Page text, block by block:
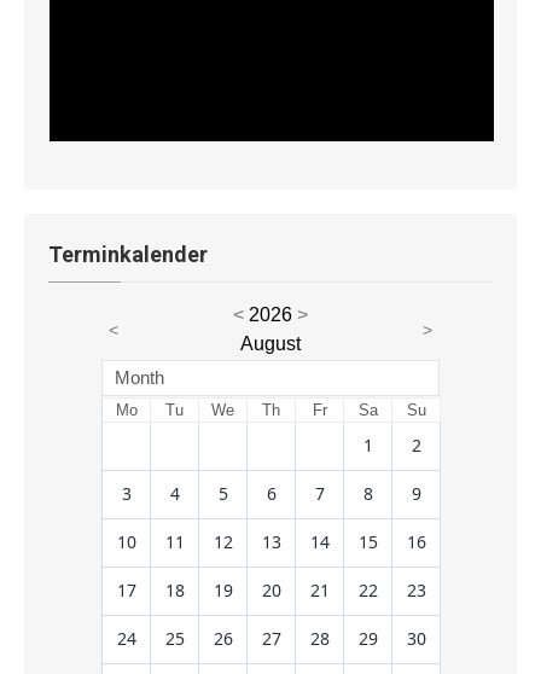
Terminkalender
<
< 2026 >
August
>
Month
Mo Tu We Th Fr Sa Su
1 2
3 4 5 6 7 8 9
10 11 12 13 14 15 16
17 18 19 20 21 22 23
24 25 26 27 28 29 30